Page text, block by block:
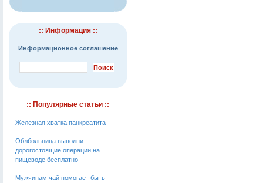
:: Информация ::
Информационное соглашение
:: Популярные статьи ::
Железная хватка панкреатита
Облбольница выполнит
дорогостоящие операции на
пищеводе бесплатно
Мужчинам чай помогает быть